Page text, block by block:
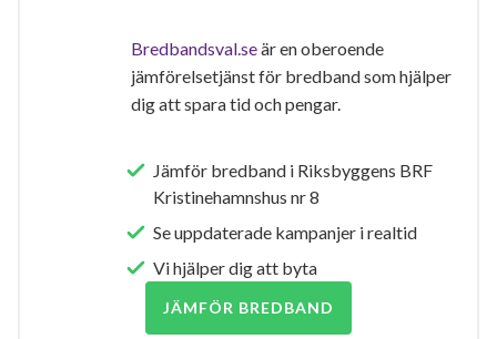
Bredbandsval.seär en oberoende
jämförelsetjänst för bredband som hjälper
dig att spara tid och pengar.
Jämför bredband i Riksbyggens BRF
Kristinehamnshus nr 8
Se uppdaterade kampanjer i realtid
Vi hjälper dig att byta
JÄMFÖR BREDBAND